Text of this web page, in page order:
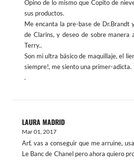
Opino de lo mismo que Copito de
sus productos.
Me encanta la pre-base de Dr.Brandt
de Clarins, y deseo de sobre manera
Terry..
Son mi ultra básico de maquillaje, el
siempre!, me siento una primer-adicta.
.
LAURA MADRID
Mar 01, 2017
Arf, vas a conseguir que me arruine,
Le Banc de Chanel pero ahora quiero